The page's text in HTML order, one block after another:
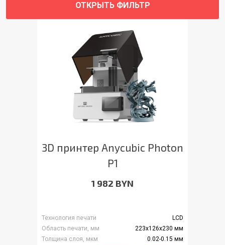
ОТКРЫТЬ ФИЛЬТР
3D принтер Anycubic Photon
P1
1 982 BYN
Технология печати
LCD
Область печати, мм
223x126x230 мм
Толщина слоя, мкм
0.02-0.15 мм